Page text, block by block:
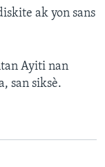
ak yon sans
Ayiti nan
san siksè.